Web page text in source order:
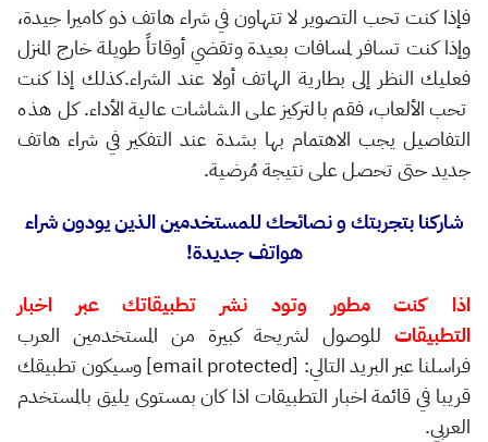
فإذا كنت تحب التصوير لا تتهاون في شراء هاتف ذو كاميرا جيدة،
وإذا كنت تسافر لمسافات بعيدة وتقضي أوقاتاً طويلة خارج المنزل
فعليك النظر إلى بطارية الهاتف أولا عند الشراء.كذلك إذا كنت
تحب الألعاب، فقم بالتركيز على الشاشات عالية الأداء. كل هذه
التفاصيل يجب الاهتمام بها بشدة عند التفكير في شراء هاتف
جديد حتى تحصل على نتيجة مُرضية.
شاركنا بتجربتك و نصائحك للمستخدمين الذين يودون شراء
هواتف جديدة!
اذا كنت مطور وتود نشر تطبيقاتك عبر اخبار
التطبيقات للوصول لشريحة كبيرة من المستخدمين العرب
فراسلنا عبر البريد التالي: [email protected] وسيكون تطبيقك
قريبا في قائمة اخبار التطبيقات اذا كان بمستوى يليق بالمستخدم
العربي.